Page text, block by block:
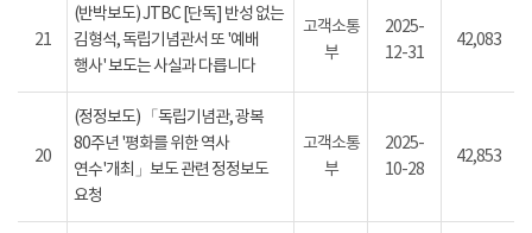
21
(반박보도) JTBC [단독] 반성 없는
김형석, 독립기념관서 또 '예배
행사' 보도는 사실과 다릅니다
고객소통
부
2025-
12-31
42,083
20
(정정보도) 「독립기념관, 광복
80주년 '평화를 위한 역사
연수'개최」보도 관련 정정보도
요청
고객소통
부
2025-
10-28
42,853